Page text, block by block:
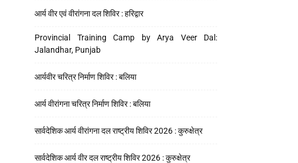
आर्य वीर एवं वीरांगना दल शिविर : हरिद्वार
Provincial Training Camp by Arya Veer Dal:
Jalandhar, Punjab
आर्यवीर चरित्र निर्माण शिविर : बलिया
आर्य वीरांगना चरित्र निर्माण शिविर : बलिया
सार्वदेशिक आर्य वीरांगना दल राष्ट्रीय शिविर 2026 : कुरुक्षेत्र
सार्वदेशिक आर्य वीर दल राष्ट्रीय शिविर 2026 : कुरुक्षेत्र